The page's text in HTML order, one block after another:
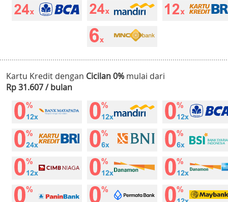
Kartu Kredit dengan Cicilan 0% mulai dari
Rp 31.607 / bulan